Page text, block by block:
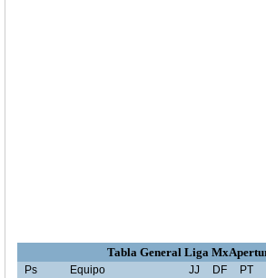
Tabla General Liga
Ps Equipo JJ DF
PT